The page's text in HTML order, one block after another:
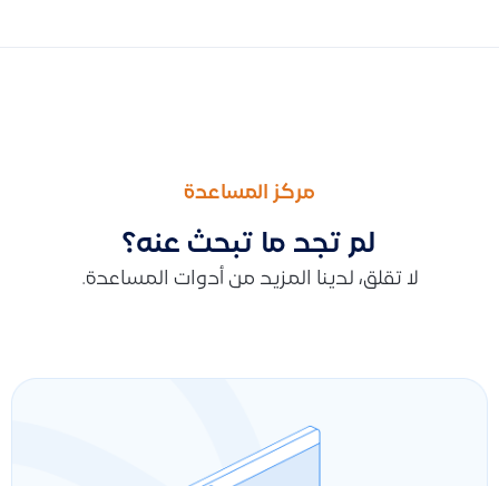
مركز المساعدة
لم تجد ما تبحث عنه؟
لا تقلق، لدينا المزيد من أدوات المساعدة.